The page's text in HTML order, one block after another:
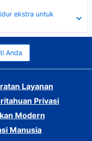
ekstra untuk
Anda
Layanan
Privasi
Modern
Manusia